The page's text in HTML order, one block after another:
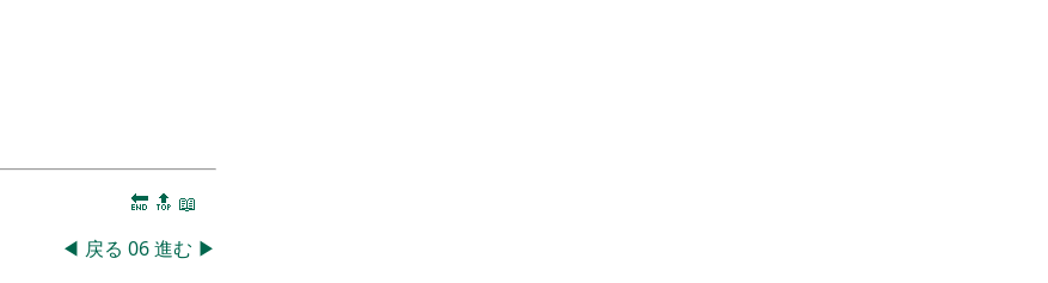
🔚 🔝 📖
◀ 戻る 06進む ▶